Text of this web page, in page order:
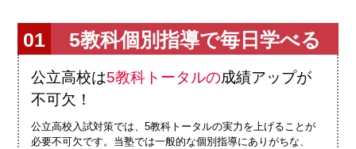
5教科個別指導で毎日学べる
公立高校は5教科トータルの成績アップが
不可欠！
公立高校入試対策では、5教科トータルの実力を上げることが
必要不可欠です。当塾では一般的な個別指導にありがちな、